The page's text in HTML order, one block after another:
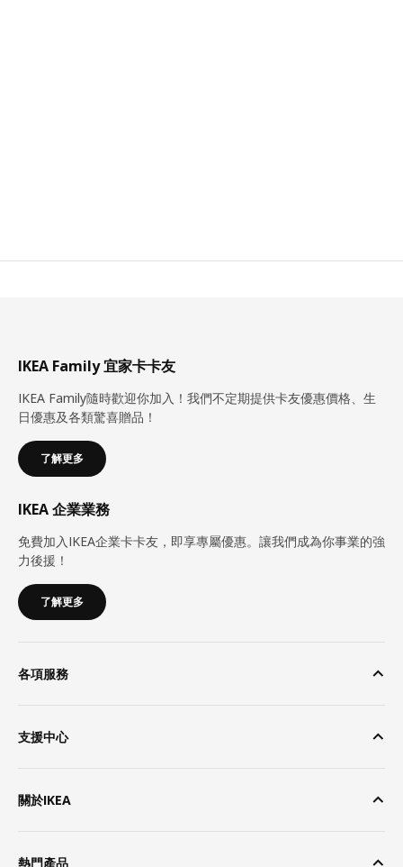
IKEA Family 宜家卡卡友
IKEA Family隨時歡迎你加入！我們不定期提供卡友優惠價格、生
日優惠及各類驚喜贈品！
了解更多
IKEA 企業業務
免費加入IKEA企業卡卡友，即享專屬優惠。讓我們成為你事業的強
力後援！
了解更多
各項服務
支援中心
關於IKEA
熱門產品